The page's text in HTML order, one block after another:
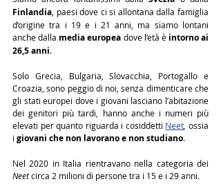
Finlandia , paesi dove ci si allontana dalla famiglia
d’origine tra i 19 e i 21 anni, ma siamo lontani
anche dalla media europea dove l’età è intorno ai
26,5 anni.
Solo Grecia, Bulgaria, Slovacchia, Portogallo e
Croazia, sono peggio di noi, senza dimenticare che
gli stati europei dove i giovani lasciano l’abitazione
dei genitori più tardi, hanno anche i numeri più
elevati per quanto riguarda i cosiddetti Neet ossia
i giovani che non lavorano e non studiano.
Neet circa 2 milioni di persone tra i 15 e i 29 anni.